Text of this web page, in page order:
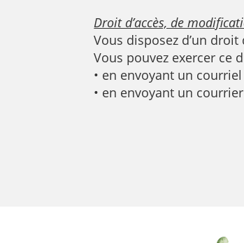
Droit d’accès, de
Vous disposez d’un
Vous pouvez exercer ce
• en envoyant un courriel
• en envoyant un